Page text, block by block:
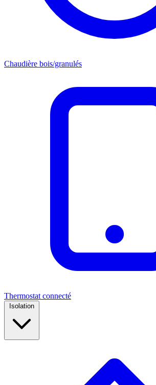
Chaudière bois/granulés
Thermostat connecté